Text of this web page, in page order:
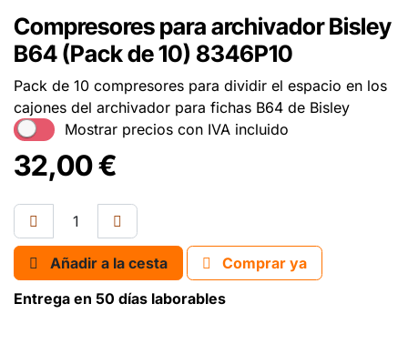
Compresores para archivador Bisley
B64 (Pack de 10) 8346P10
Pack de 10 compresores para dividir el espacio en los
cajones del archivador para fichas B64 de Bisley
Mostrar precios con IVA incluido
32,00€
Añadir a la cesta
Comprar ya
Entrega en 50 días laborables